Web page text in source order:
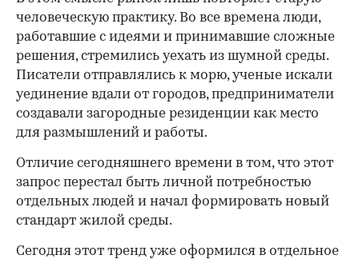
человеческую практику. Во все времена люди,
работавшие с идеями и принимавшие сложные
решения, стремились уехать из шумной среды.
Писатели отправлялись к морю, ученые искали
уединение вдали от городов, предприниматели
создавали загородные резиденции как место
для размышлений и работы.
Отличие сегодняшнего времени в том, что этот
запрос перестал быть личной потребностью
отдельных людей и начал формировать новый
стандарт жилой среды.
Сегодня этот тренд уже оформился в отдельное